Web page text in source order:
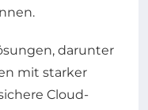
darunter
mit starker
Cloud-